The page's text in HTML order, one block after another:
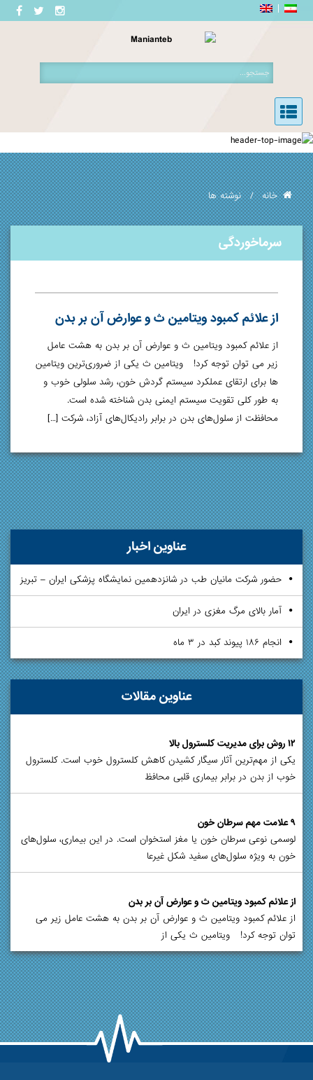
خانه نوشته ها
سرماخوردگی
از علائم کمبود ویتامین ث و عوارض آن بر بدن
از علائم کمبود ویتامین ث و عوارض آن بر بدن به هشت عامل
زیر می توان توجه کرد! ویتامین ث یکی از ضروری‌ترین ویتامین‌
ها برای ارتقای عملکرد سیستم گردش خون، رشد سلولی خوب و
به طور کلی تقویت سیستم ایمنی بدن شناخته شده است.
محافظت از سلول‌های بدن در برابر رادیکال‌های آزاد، شرکت […]
عناوین اخبار
حضور شرکت مانیان طب در شانزدهمین نمایشگاه پزشکی ایران – تبریز
آمار بالای مرگ مغزی در ایران
انجام ۱۸۶ پیوند کبد در ۳ ماه
عناوین مقالات
۱۲ روش برای مدیریت کلسترول بالا
یکی از مهم‌ترین آثار سیگار کشیدن کاهش کلسترول خوب است. کلسترول
خوب از بدن در برابر بیماری قلبی محافظ
۹ علامت مهم سرطان خون
لوسمی نوعی سرطان خون یا مغز استخوان است. در این بیماری، سلول‌های
خون به ویژه سلول‌های سفید شکل غیرعا
از علائم کمبود ویتامین ث و عوارض آن بر بدن
از علائم کمبود ویتامین ث و عوارض آن بر بدن به هشت عامل زیر می
توان توجه کرد! ویتامین ث یکی از